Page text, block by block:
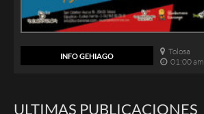
INFO GEHIAGO
Tolosa
01:00 am
ULTIMAS PUBLICACIONES